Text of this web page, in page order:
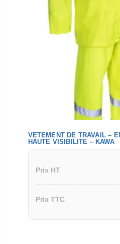
VETEMENT DE TRAVAIL –
HAUTE VISIBILITE – KAWA
Prix HT
Prix TTC